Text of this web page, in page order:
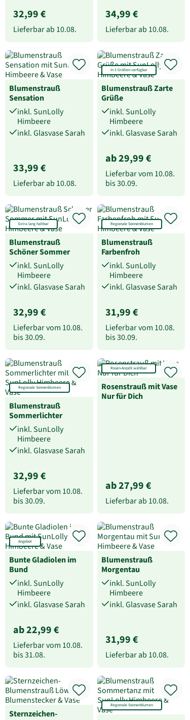
32,99 €
Lieferbar ab 10.08.
34,99 €
Lieferbar ab 10.08.
Blumenstrauß
Sensation
inkl. SunLolly
Himbeere
inkl. Glasvase Sarah
33,99 €
Lieferbar ab 10.08.
In 3 Größen verfügbar
Blumenstrauß Zarte
Grüße
inkl. SunLolly
Himbeere
inkl. Glasvase Sarah
ab 29,99 €
Lieferbar vom 10.08.
bis30.09.
Extra lang haltbar
Blumenstrauß
Schöner Sommer
inkl. SunLolly
Himbeere
inkl. Glasvase Sarah
32,99 €
Lieferbar vom 10.08.
bis30.09.
Regionale Sonnenblumen
Blumenstrauß
Farbenfroh
inkl. SunLolly
Himbeere
inkl. Glasvase Sarah
31,99 €
Lieferbar vom 10.08.
bis30.09.
Regionale Sonnenblumen
Blumenstrauß
Sommerlichter
inkl. SunLolly
Himbeere
inkl. Glasvase Sarah
32,99 €
Lieferbar vom 10.08.
bis30.09.
Rosen-Anzahl wählbar
Rosenstrauß mit Vase
Nur für Dich
ab 27,99 €
Lieferbar ab 10.08.
Angebot
Bunte Gladiolen im
Bund
inkl. SunLolly
Himbeere
inkl. Glasvase Sarah
ab 22,99 €
Lieferbar vom 10.08.
bis31.08.
Blumenstrauß
Morgentau
inkl. SunLolly
Himbeere
inkl. Glasvase Sarah
31,99 €
Lieferbar ab 10.08.
Sternzeichen-
Regionale Sonnenblumen